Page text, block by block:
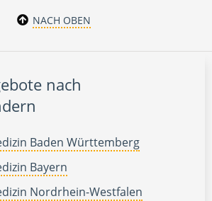
NACH OBEN
nach
Baden Württemberg
Bayern
Nordrhein-Westfalen